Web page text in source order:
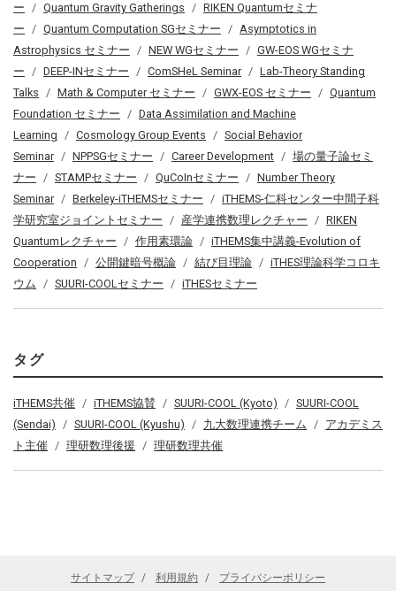
ー
Quantum Gravity Gatherings
RIKEN Quantumセミナ
ー
Quantum Computation SGセミナー
Asymptotics in
Astrophysics セミナー
NEW WGセミナー
GW-EOS WGセミナ
ー
DEEP-INセミナー ComSHeL Seminar
Lab-Theory Standing
Talks
Math & Computer セミナー GWX-EOS セミナー
Quantum
Foundation セミナー
Data Assimilation and Machine
Learning
Cosmology Group Events
Social Behavior
Seminar
NPPSGセミナー Career Development
場の量子論セミ
ナー
STAMPセミナー QuCoInセミナー
Number Theory
Seminar
Berkeley-iTHEMSセミナー
iTHEMS-仁科センター中間子科
学研究室ジョイントセミナー
産学連携数理レクチャー
RIKEN
Quantumレクチャー
作用素環論
iTHEMS集中講義-Evolution of
Cooperation
公開鍵暗号概論 結び目理論
iTHES理論科学コロキ
ウム
SUURI-COOLセミナー iTHESセミナー
タグ
iTHEMS共催 iTHEMS協賛 SUURI-COOL (Kyoto)
SUURI-COOL
(Sendai)
SUURI-COOL (Kyushu) 九大数理連携チーム
アカデミス
ト主催
理研数理後援 理研数理共催
サイトマップ 利用規約 プライバシーポリシー